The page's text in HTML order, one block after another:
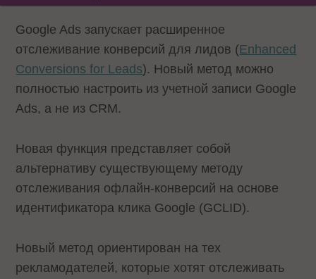
Google Ads запускает расширенное
отслеживание конверсий для лидов (Enhanced
Conversions for Leads). Новый метод можно
полностью настроить из учетной записи Google
Ads, а не из CRM.
Новая функция представляет собой
альтернативу существующему методу
отслеживания офлайн-конверсий на основе
идентификатора клика Google (GCLID).
Новый метод ориентирован на тех
рекламодателей, которые хотят отслеживать